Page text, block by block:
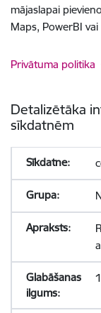
mājaslapai
Maps, PowerBI vai
Privātuma politika
Detalizētāka
sīkdatnēm